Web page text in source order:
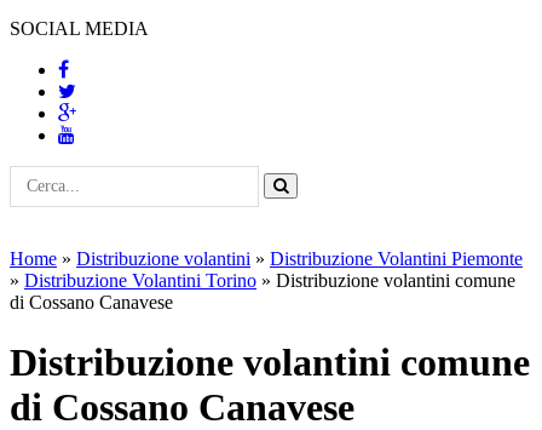
SOCIAL MEDIA
Home » Distribuzione volantini » Distribuzione Volantini Piemonte
» Distribuzione Volantini Torino » Distribuzione volantini comune
di Cossano Canavese
Distribuzione volantini comune
di Cossano Canavese